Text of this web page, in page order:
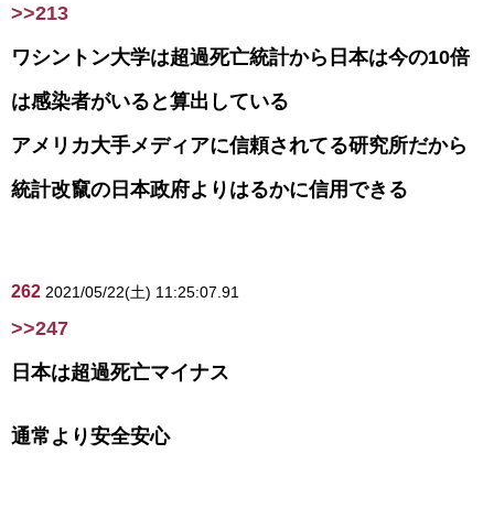
>>213
ワシントン大学は超過死亡統計から日本は今の10倍
は感染者がいると算出している
アメリカ大手メディアに信頼されてる研究所だから
統計改竄の日本政府よりはるかに信用できる
262 2021/05/22(土) 11:25:07.91
>>247
日本は超過死亡マイナス
通常より安全安心